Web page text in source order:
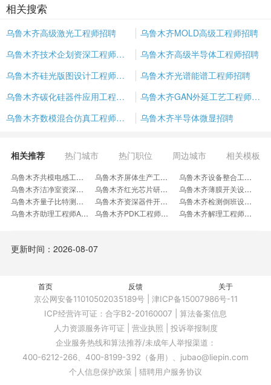
相关搜索
乌鲁木齐高级激光工程师招聘
乌鲁木齐MOLD高级工程师招聘
乌鲁木齐技术企划资深工程师招聘
乌鲁木齐高级半导体工程师招聘
乌鲁木齐硅光版图设计工程师招聘
乌鲁木齐光谱能谱工程师招聘
乌鲁木齐碳化硅器件应用工程师招聘
乌鲁木齐GAN外延工艺工程师招聘
乌鲁木齐数模混合仿真工程师招聘
乌鲁木齐半导体微显招聘
相关推荐 热门城市 热门职位 周边城市 相关模板
乌鲁木齐共模电感工程师招聘 乌鲁木齐屏体生产工程师招聘
乌鲁木齐设备整合工程师招聘
乌鲁木齐洁净室资深工程师招聘
乌鲁木齐红光芯片研发工程师招聘
乌鲁木齐薄膜开关设计工程师招聘
乌鲁木齐量子比特测控工程师招聘
乌鲁木齐资深器件开发工程师招聘
乌鲁木齐检测倒班设备运营岗招聘
乌鲁木齐助理工程师AE招聘
乌鲁木齐PDK工程师招聘
乌鲁木齐解理工程师招聘
乌鲁木齐像素设计工程师招聘
更新时间：2026-08-07
首页 反馈 关于